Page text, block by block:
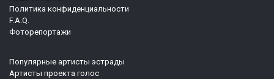
Политика конфиденциальности
F.A.Q.
Фоторепортажи
Популярные артисты эстрады
Артисты проекта голос